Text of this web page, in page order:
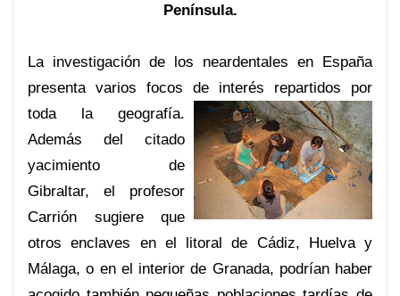
Península.
La investigación de los neardentales en España
presenta varios focos de interés repartidos por
toda la geografía.
Además del citado
yacimiento de
Gibraltar, el profesor
Carrión sugiere que
otros enclaves en el litoral de Cádiz, Huelva y
Málaga, o en el interior de Granada, podrían haber